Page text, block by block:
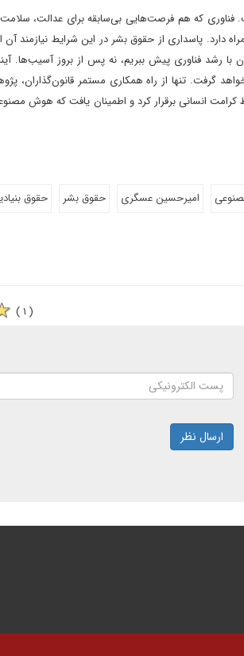
که هم فرصت‌هایی بی‌سابقه برای عدالت، سلامت و
دارد. پاسداری از حقوق بشر در این شرایط نیازمند
رشد فناوری پیش ببریم، نه پس از بروز آسیب‌ها.
گرفت. تنها از راه همکاری مستمر قانون‌گذاران،
کرامت انسانی برقرار کرد و اطمینان یافت که هوش
امیرحسین عسگری حقوق بشر
حقوق
( ۱ )
ارسال نظر